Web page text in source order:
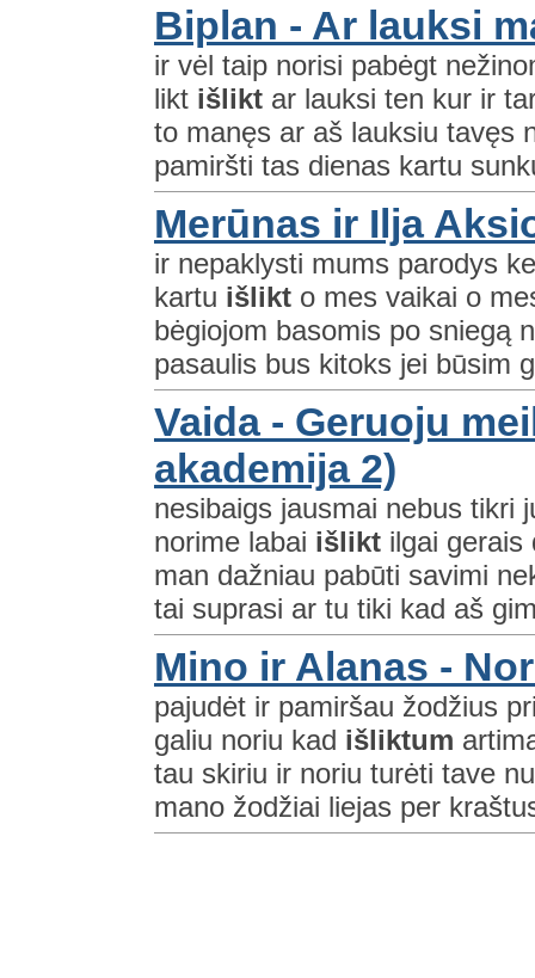
Biplan - Ar lauksi
ir vėl taip norisi pabėgt
likt išlikt ar lauksi ten kur ir
to manęs ar aš lauksiu tavęs
pamiršti tas dienas kartu
Merūnas ir Ilja
ir nepaklysti mums parodys
kartu išlikt o mes vaikai o
bėgiojom basomis po sniegą
pasaulis bus kitoks jei būsim
Vaida - Geruoju
akademija 2)
nesibaigs jausmai nebus tikri
norime labai išlikt ilgai gerais
man dažniau pabūti savimi
tai suprasi ar tu tiki kad aš
Mino ir Alanas -
pajudėt ir pamiršau žodžius
galiu noriu kad išliktum
tau skiriu ir noriu turėti tave
mano žodžiai liejas per